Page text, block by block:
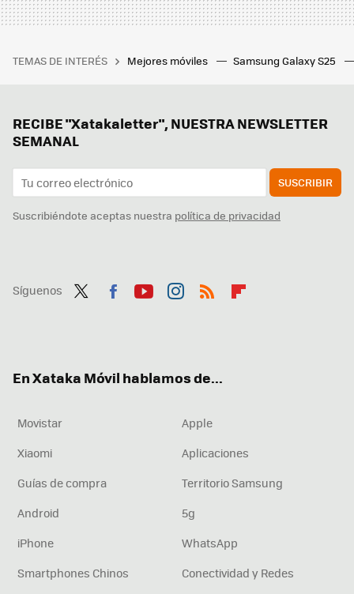
TEMAS DE INTERÉS Mejores móviles Samsung Galaxy S25
RECIBE "Xatakaletter", NUESTRA NEWSLETTER
SEMANAL
SUSCRIBIR
Suscribiéndote aceptas nuestra política de privacidad
Síguenos
En Xataka Móvil hablamos de...
Movistar
Apple
Xiaomi
Aplicaciones
Guías de compra
Territorio Samsung
Android
5g
iPhone
WhatsApp
Smartphones Chinos
Conectividad y Redes